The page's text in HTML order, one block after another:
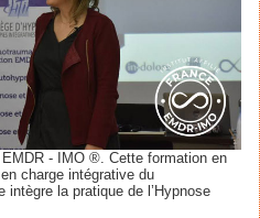
- IMO ®. Cette formation en
charge intégrative du
la pratique de l’Hypnose